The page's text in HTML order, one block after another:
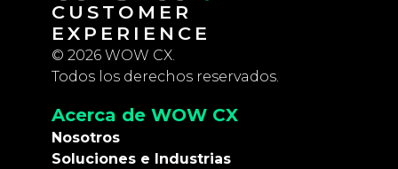
CUSTOMER
EXPERIENCE
© 2026 WOW CX.
Todos los derechos reservados.
Acerca de WOW CX
Nosotros
Soluciones e Industrias